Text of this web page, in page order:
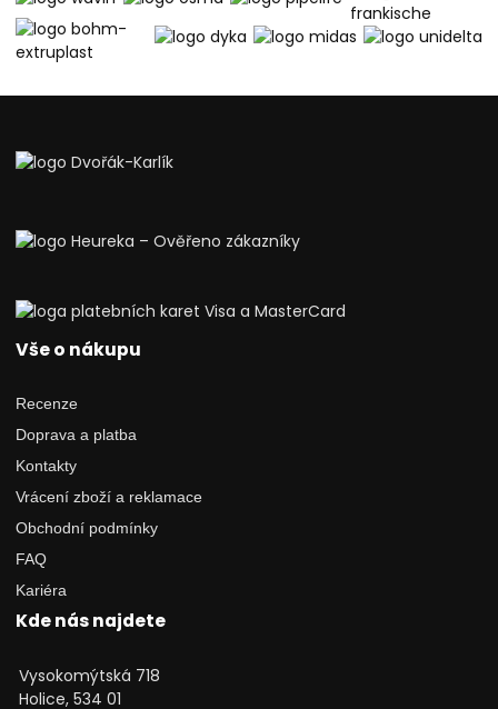
Vše o nákupu
Recenze
Doprava a platba
Kontakty
Vrácení zboží a reklamace
Obchodní podmínky
FAQ
Kariéra
Kde nás najdete
Vysokomýtská 718
Holice, 534 01